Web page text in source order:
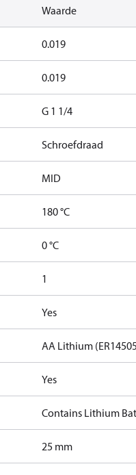
Waarde
0.019
0.019
G 1 1/4
Schroefdraad
MID
180 °C
0 °C
1
Yes
AA Lithium
Yes
Contains Lithium
25 mm